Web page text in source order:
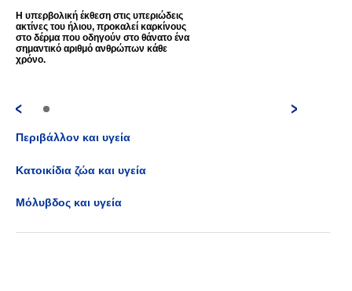
Η υπερβολική έκθεση στις υπεριώδεις
ακτίνες του ήλιου, προκαλεί καρκίνους
στο δέρμα που οδηγούν στο θάνατο ένα
σημαντικό αριθμό ανθρώπων κάθε
χρόνο.
Περιβάλλον και υγεία
Κατοικίδια ζώα και υγεία
Μόλυβδος και υγεία